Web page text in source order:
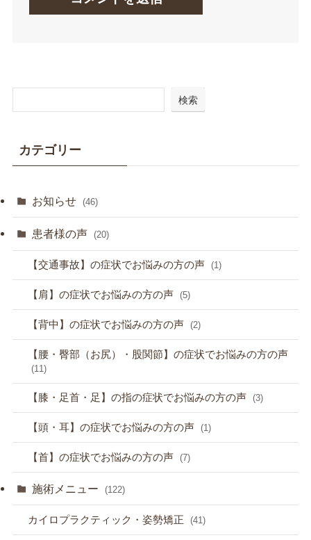
検索
カテゴリー
お知らせ (46)
患者様の声 (20)
【交通事故】の症状でお悩みの方の声 (1)
【肩】の症状でお悩みの方の声 (5)
【背中】の症状でお悩みの方の声 (2)
【腰・臀部（お尻）・股関節】の症状でお悩みの方の声
(11)
【膝・足首・足】の指の症状でお悩みの方の声 (3)
【頭・耳】の症状でお悩みの方の声 (1)
【首】の症状でお悩みの方の声 (7)
施術メニュー (122)
カイロプラクティック・姿勢矯正 (41)